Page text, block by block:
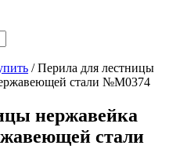
/Перила для лестницы
стали №М0374
нержавейка
стали